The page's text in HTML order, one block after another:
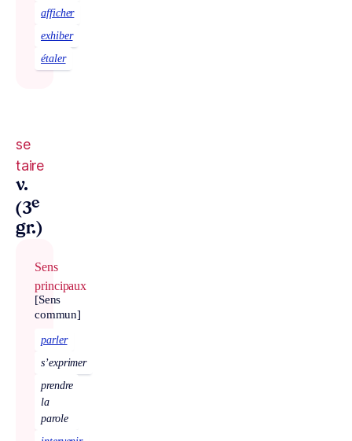
afficher
exhiber
étaler
se
taire
v.
(3e
gr.)
Sens
principaux
[Sens
commun]
parler
s’exprimer
prendre
la
parole